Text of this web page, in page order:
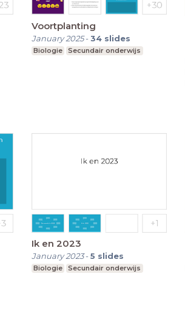
Voortplanting
January 2025-34 slides
Biologie Secundair onderwijs
Ik en 2023
January 2023-5 slides
Biologie Secundair onderwijs